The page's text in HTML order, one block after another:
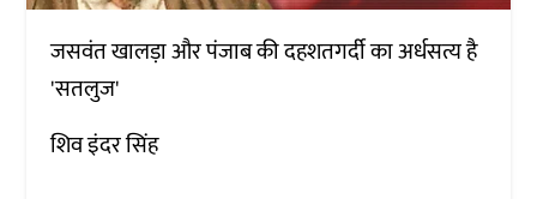
जसवंत खालड़ा और पंजाब की दहशतगर्दी का अर्धसत्य है
'सतलुज'
शिव इंदर सिंह